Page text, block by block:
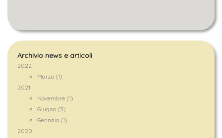
Archivio news e articoli
2022
Marzo (1)
2021
Novembre (1)
Giugno (3)
Gennaio (1)
2020